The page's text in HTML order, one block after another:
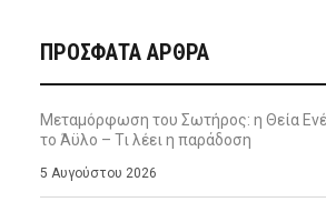
ΠΡΌΣΦΑΤΑ ΆΡΘΡΑ
Μεταμόρφωση του Σωτήρος: η Θεία
το Άϋλο – Τι λέει η παράδοση
5 Αυγούστου 2026